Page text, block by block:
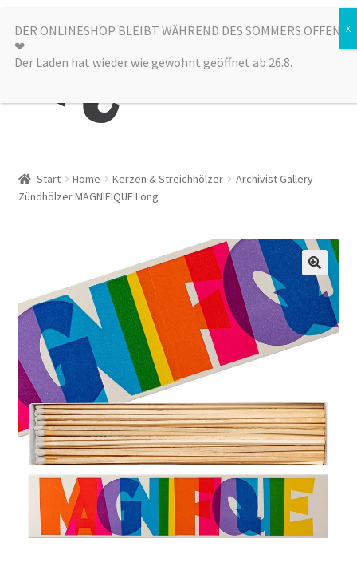
Zur
Navigation
springen
Zum
Inhalt
springen
Menü
Alle Produkte
über uns
Start Home Kerzen & Streichhölzer
Archivist Gallery
Zündhölzer MAGNIFIQUE Long
DER ONLINESHOP BLEIBT WÄHREND DES SOMMERS OFFEN
❤︎
Der Laden hat wieder wie gewohnt geöffnet ab 26.8.